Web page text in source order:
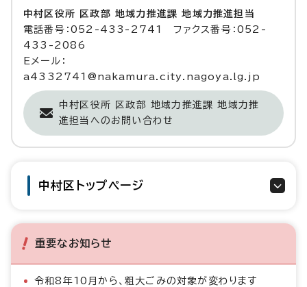
中村区役所 区政部 地域力推進課 地域力推進担当
電話番号：052-433-2741 ファクス番号：052-
433-2086
Eメール：
a4332741@nakamura.city.nagoya.lg.jp
中村区役所 区政部 地域力推進課 地域力推
進担当へのお問い合わせ
中村区トップページ
重要なお知らせ
令和8年10月から、粗大ごみの対象が変わります